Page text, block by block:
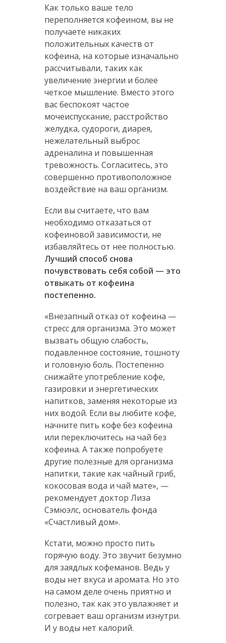
Как только ваше тело
переполняется кофеином, вы не
получаете никаких
положительных качеств от
кофеина, на которые изначально
рассчитывали, таких как
увеличение энергии и более
четкое мышление. Вместо этого
вас беспокоят частое
мочеиспускание, расстройство
желудка, судороги, диарея,
нежелательный выброс
адреналина и повышенная
тревожность. Согласитесь, это
совершенно противоположное
воздействие на ваш организм.
Если вы считаете, что вам
необходимо отказаться от
кофеиновой зависимости, не
избавляйтесь от нее полностью.
Лучший способ снова
почувствовать себя собой — это
отвыкать от кофеина
постепенно.
«Внезапный отказ от кофеина —
стресс для организма. Это может
вызвать общую слабость,
подавленное состояние, тошноту
и головную боль. Постепенно
снижайте употребление кофе,
газировки и энергетических
напитков, заменяя некоторые из
них водой. Если вы любите кофе,
начните пить кофе без кофеина
или переключитесь на чай без
кофеина. А также попробуете
другие полезные для организма
напитки, такие как чайный гриб,
кокосовая вода и чай мате», —
рекомендует доктор Лиза
Сэмюэлс, основатель фонда
«Счастливый дом».
Кстати, можно просто пить
горячую воду. Это звучит безумно
для заядлых кофеманов. Ведь у
воды нет вкуса и аромата. Но это
на самом деле очень приятно и
полезно, так как это увлажняет и
согревает ваш организм изнутри.
И у воды нет калорий.